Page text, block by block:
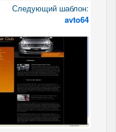
Следующий шаблон:
avto64